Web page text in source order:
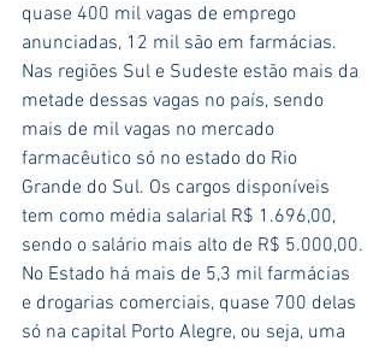
quase 400 mil vagas de emprego
anunciadas, 12 mil são em farmácias.
Nas regiões Sul e Sudeste estão mais da
metade dessas vagas no país, sendo
mais de mil vagas no mercado
farmacêutico só no estado do Rio
Grande do Sul. Os cargos disponíveis
tem como média salarial R$ 1.696,00,
sendo o salário mais alto de R$ 5.000,00.
No Estado há mais de 5,3 mil farmácias
e drogarias comerciais, quase 700 delas
só na capital Porto Alegre, ou seja, uma